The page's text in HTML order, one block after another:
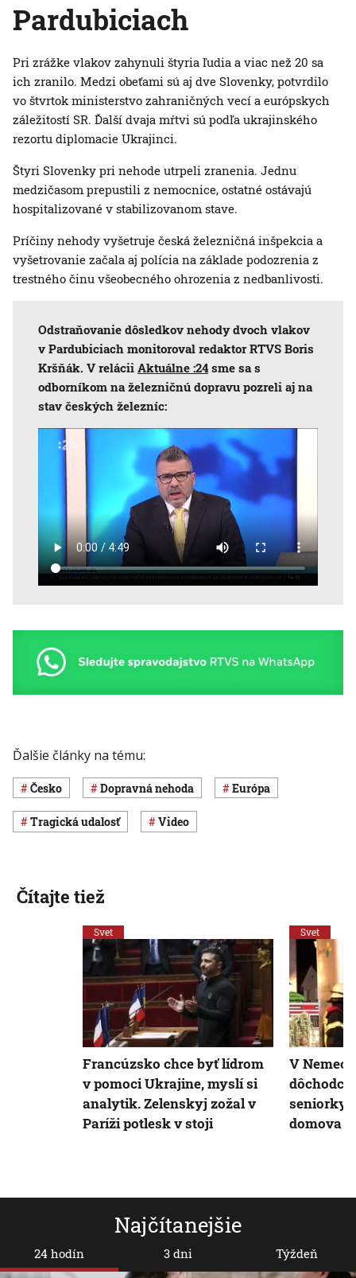
Pardubiciach
Pri zrážke vlakov zahynuli štyria ľudia a viac než 20 sa
ich zranilo. Medzi obeťami sú aj dve Slovenky, potvrdilo
vo štvrtok ministerstvo zahraničných vecí a európskych
záležitostí SR. Ďalší dvaja mŕtvi sú podľa ukrajinského
rezortu diplomacie Ukrajinci.
Štyri Slovenky pri nehode utrpeli zranenia. Jednu
medzičasom prepustili z nemocnice, ostatné ostávajú
hospitalizované v stabilizovanom stave.
Príčiny nehody vyšetruje česká železničná inšpekcia a
vyšetrovanie začala aj polícia na základe podozrenia z
trestného činu všeobecného ohrozenia z nedbanlivosti.
Odstraňovanie dôsledkov nehody dvoch vlakov
v Pardubiciach monitoroval redaktor RTVS Boris
Kršňák. V relácii Aktuálne :24 sme sa s
odborníkom na železničnú dopravu pozreli aj na
stav českých železníc:
Ďalšie články na tému:
Česko dopravná nehoda Európa
Tragická udalosť Video
Najčítanejšie
24 hodín 3 dni Týždeň
Čítajte tiež
Svet
Francúzsko chce byť lídrom
v pomoci Ukrajine, myslí si
analytik. Zelenskyj zožal v
Paríži potlesk v stoji
Svet
V
seniorky,
domova